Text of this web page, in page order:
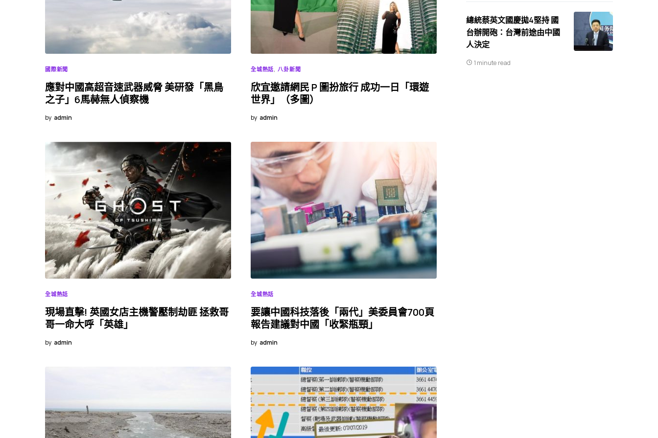
國際新聞
應對中國高超音速武器威脅 美研發「黑鳥
之子」6馬赫無人偵察機
by admin
全城熱話 八卦新聞
欣宜邀請網民 P 圖扮旅行 成功一日「環遊
世界」（多圖）
by admin
全城熱話
現場直擊! 英國女店主機警壓制劫匪 拯救哥
哥一命大呼「英雄」
by admin
全城熱話
要讓中國科技落後「兩代」美委員會700頁
報告建議對中國「收緊瓶頸」
by admin
總統蔡英文國慶拋4堅持 國
台辦開砲：台灣前途由中國
人決定
1 minute read